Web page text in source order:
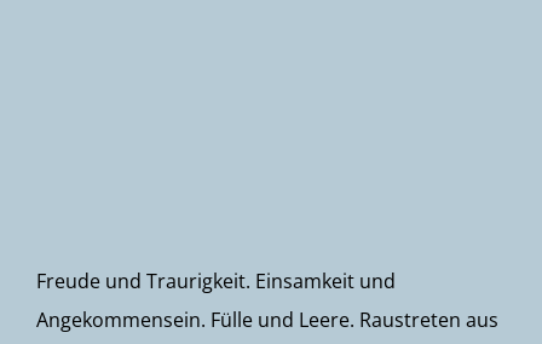
Freude und Traurigkeit. Einsamkeit und
Angekommensein. Fülle und Leere. Raustreten aus